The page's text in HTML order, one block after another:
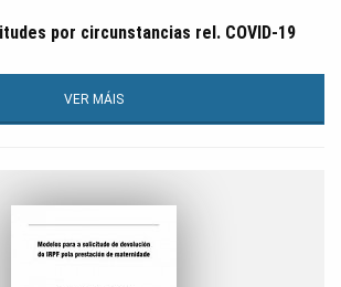
por circunstancias rel. COVID-19
VER MÁIS